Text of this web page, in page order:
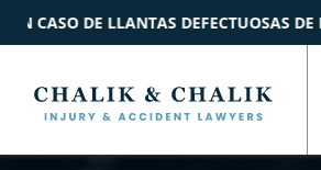
MARCAS BRIDGESTONE Y FORD